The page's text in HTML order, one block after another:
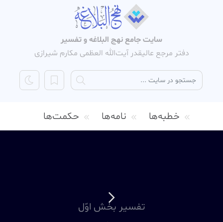
سایت جامع نهج البلاغه و تفسیر
دفتر مرجع عالیقدر آیت‌الله العظمی مکارم شیرازی
خطبه‌ها نامه‌ها حکمت‌ها
تفسیر بخش اوّل